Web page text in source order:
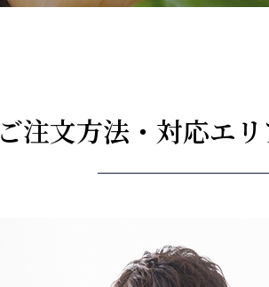
ご注文方法・対応エ